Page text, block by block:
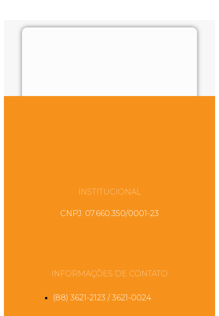
INSTITUCIONAL
CNPJ: 07.660.350/0001-23
INFORMAÇÕES DE CONTATO
(88) 3621-2123 / 3621-0024